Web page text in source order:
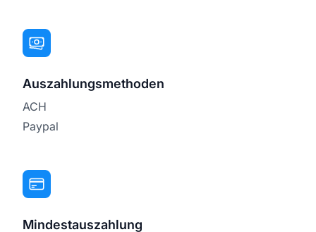
Auszahlungsmethoden
ACH
Paypal
Mindestauszahlung